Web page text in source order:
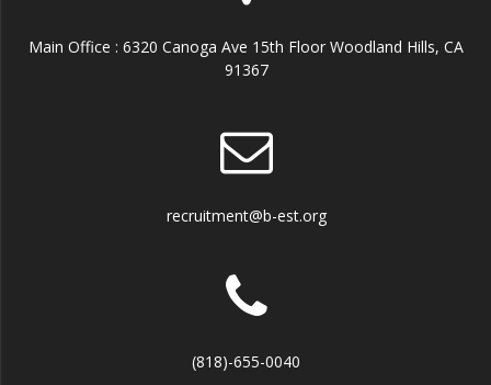
Main Office : 6320 Canoga Ave 15th Floor Woodland Hills, CA
91367
recruitment@b-est.org
(818)-655-0040